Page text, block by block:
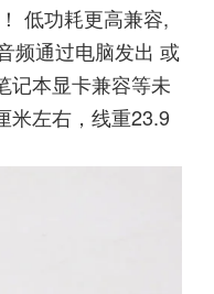
低功耗更高兼容,
频通过电脑发出 或
记本显卡兼容等未
米左右，线重23.9